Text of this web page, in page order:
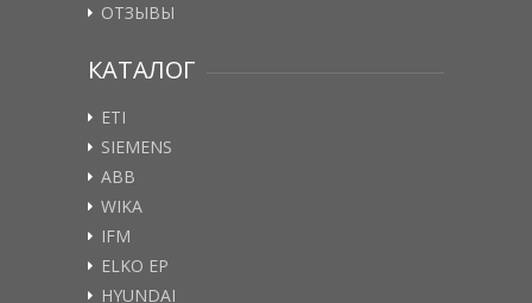
ОТЗЫВЫ
КАТАЛОГ
ETI
SIEMENS
ABB
WIKA
IFM
ELKO EP
HYUNDAI